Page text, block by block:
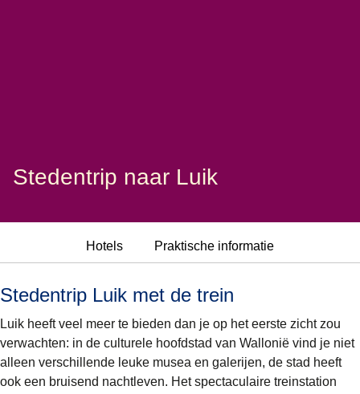
Stedentrip naar Luik
Hotels Praktische informatie
Stedentrip Luik met de trein
Luik heeft veel meer te bieden dan je op het eerste zicht zou
verwachten: in de culturele hoofdstad van Wallonië vind je niet
alleen verschillende leuke musea en galerijen, de stad heeft
ook een bruisend nachtleven. Het spectaculaire treinstation